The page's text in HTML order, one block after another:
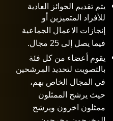
يتم تقديم الجوائز العادية
للأفراد المتميزين أو
إنجازات الاعمال الجماعية
فيما يصل إلى 25 مجال.
يقوم أعضاء من كل فئة
بالتصويت لتحديد المرشحين
في المجال الخاص بهم،
حيث يرشح الممثلون
ممثلون اخرون ويرشح